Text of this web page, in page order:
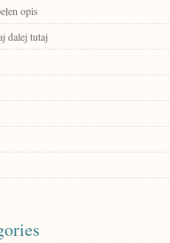
opis
dalej tutaj